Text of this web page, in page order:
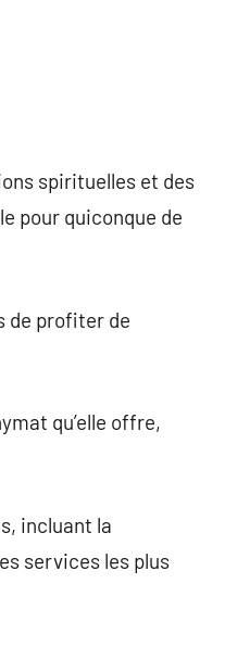
spirituelles et des
pour quiconque de
de profiter de
qu’elle offre,
incluant la
services les plus